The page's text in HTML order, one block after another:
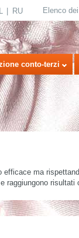
RU Elenco
conto-terzi
ma
raggiungono risultati